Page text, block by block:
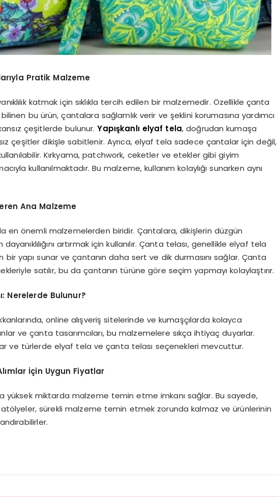
Pratik Malzeme
katmak için sıklıkla tercih edilen bir malzemedir. Özellikle çanta
bu ürün, çantalara sağlamlık verir ve şeklini korumasına yardımcı
çeşitlerde bulunur.Yapışkanlı elyaf tela, doğrudan kumaşa
çeşitler dikişle sabitlenir. Ayrıca, elyaf tela sadece çantalar için değil,
Kırkyama, patchwork, ceketler ve etekler gibi giyim
kullanılmaktadır. Bu malzeme, kullanım kolaylığı sunarken aynı
Ana Malzeme
en önemli malzemelerden biridir. Çantalara, dikişlerin düzgün
artırmak için kullanılır. Çanta telası, genellikle elyaf tela
bir yapı sunar ve çantanın daha sert ve dik durmasını sağlar. Çanta
satılır, bu da çantanın türüne göre seçim yapmayı kolaylaştırır.
Nerelerde Bulunur?
online alışveriş sitelerinde ve kumaşçılarda kolayca
ve çanta tasarımcıları, bu malzemelere sıkça ihtiyaç duyarlar.
ve türlerde elyaf tela ve çanta telası seçenekleri mevcuttur.
İçin Uygun Fiyatlar
yüksek miktarda malzeme temin etme imkanı sağlar. Bu sayede,
sürekli malzeme temin etmek zorunda kalmaz ve ürünlerinin